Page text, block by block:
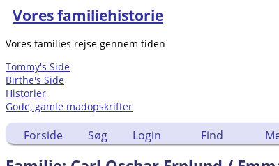
Vores familiehistorie
Vores families rejse gennem tiden
Tommy's Side
Birthe's Side
Historier
Gode, gamle madopskrifter
Forside Søg Login Find